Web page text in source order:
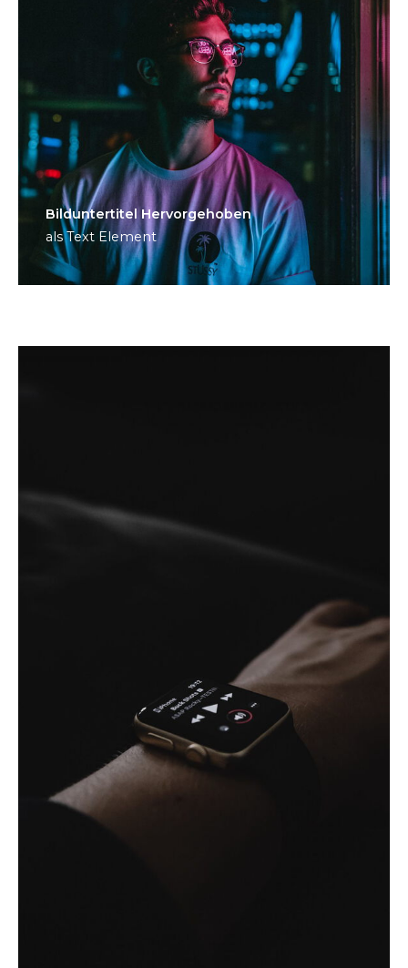
Bild­unter­titel Hervorgehoben
als Text Element